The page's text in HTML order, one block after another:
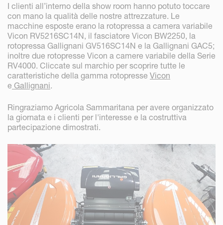
I clienti all’interno della show room hanno potuto toccare
con mano la qualità delle nostre attrezzature. Le
macchine esposte erano la rotopressa a camera variabile
Vicon RV5216SC14N, il fasciatore Vicon BW2250, la
rotopressa Gallignani GV516SC14N e la Gallignani GAC5;
inoltre due rotopresse Vicon a camere variabile della Serie
RV4000. Cliccate sul marchio per scoprire tutte le
caratteristiche della gamma rotopresse Vicon
e Gallignani.
Ringraziamo Agricola Sammaritana per avere organizzato
la giornata e i clienti per l'interesse e la costruttiva
partecipazione dimostrati.